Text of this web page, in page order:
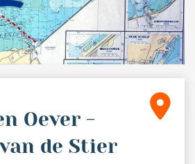
Oever -
de Stier